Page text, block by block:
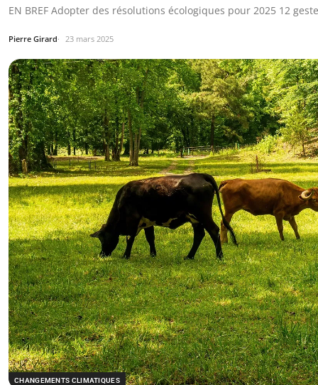
EN BREF Adopter des résolutions écologiques pour 2025 12
Pierre Girard 23 mars 2025
CHANGEMENTS CLIMATIQUES